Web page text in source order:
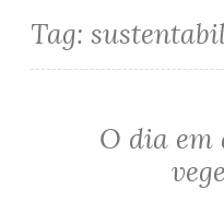
Tag:
O dia em